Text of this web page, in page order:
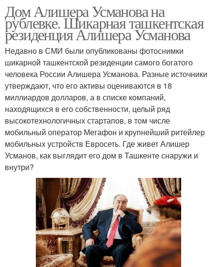
Дом Алишера Усманова на
рублевке. Шикарная ташкентская
резиденция Алишера Усманова
Недавно в СМИ были опубликованы фотоснимки
шикарной ташкентской резиденции самого богатого
человека России Алишера Усманова. Разные источники
утверждают, что его активы оцениваются в 18
миллиардов долларов, а в списке компаний,
находящихся в его собственности, целый ряд
высокотехнологичных стартапов, в том числе
мобильный оператор Мегафон и крупнейший ритейлер
мобильных устройств Евросеть. Где живет Алишер
Усманов, как выглядит его дом в Ташкенте снаружи и
внутри?